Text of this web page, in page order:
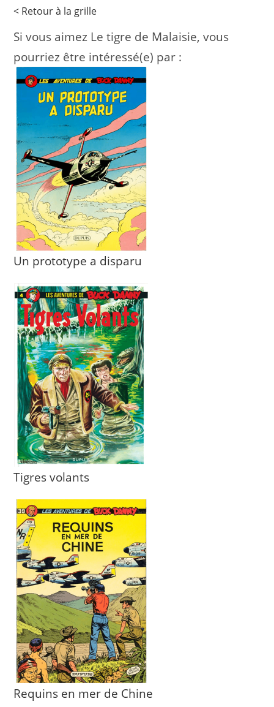
< Retour à la grille
Si vous aimez Le tigre de Malaisie, vous
pourriez être intéressé(e) par :
Un prototype a disparu
Tigres volants
Requins en mer de Chine